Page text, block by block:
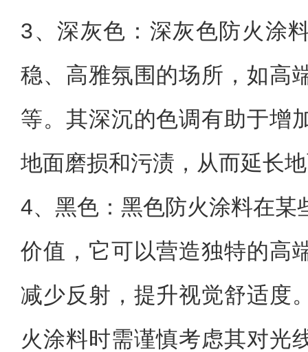
3、深灰色：深灰色防火涂
稳、高雅氛围的场所，如高
等。其深沉的色调有助于增
地面磨损和污渍，从而延长
4、 黑色：黑色防火涂料在某
价值，它可以营造独特的高
减少反射，提升视觉舒适度
火涂料时需谨慎考虑其对光